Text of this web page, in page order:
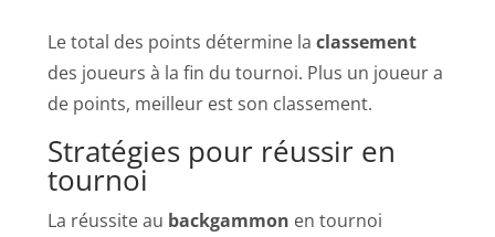
Le total des points détermine laclassement
des joueurs à la fin du tournoi. Plus un joueur a
de points, meilleur est son classement.
Stratégies pour réussir en
tournoi
La réussite au backgammon en tournoi